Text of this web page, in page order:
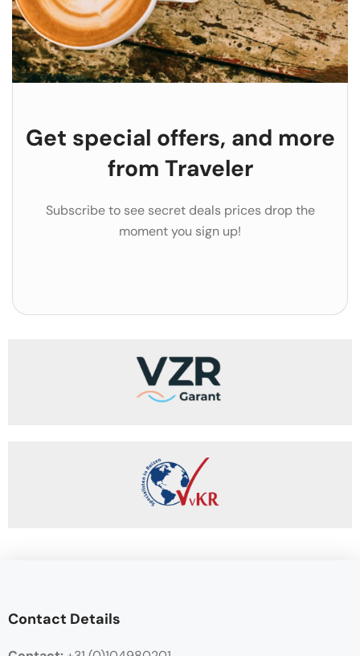
Get special offers, and more
from Traveler
Subscribe to see secret deals prices drop the
moment you sign up!
Contact Details